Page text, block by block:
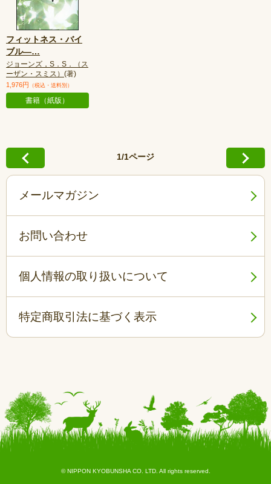
フィットネス・バイ
ブル—…
ジョーンズ，S．S．（ス
ーザン・スミス） (著)
1,976円 （税込・送料別）
書籍（紙版）
1/1ページ
メールマガジン
お問い合わせ
個人情報の取り扱いについて
特定商取引法に基づく表示
© NIPPON KYOBUNSHA CO. LTD. All rights reserved.